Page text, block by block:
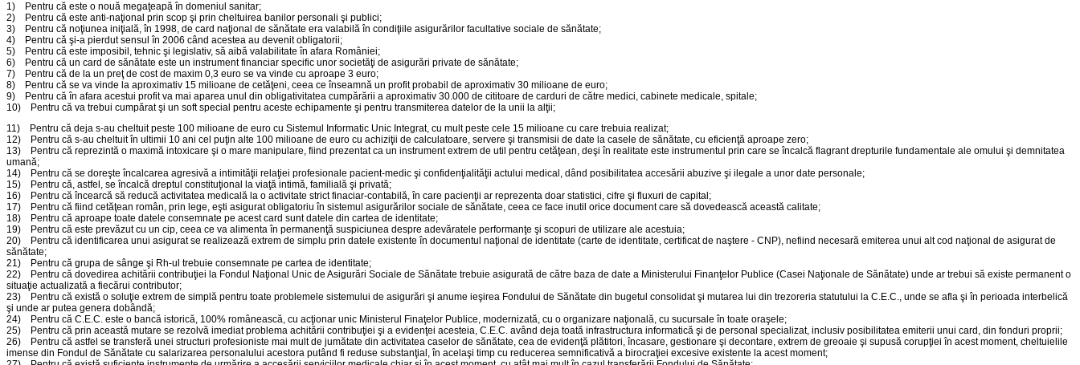
1) Pentru că este o nouă megaţeapă în domeniul sanitar;
2) Pentru că este anti-naţional prin scop şi prin cheltuirea banilor personali şi publici;
3) Pentru că noţiunea iniţială, în 1998, de card naţional de sănătate era valabilă în condiţiile asigurărilor facultative sociale de sănătate;
4) Pentru că şi-a pierdut sensul în 2006 când acestea au devenit obligatorii;
5) Pentru că este imposibil, tehnic şi legislativ, să aibă valabilitate în afara României;
6) Pentru că un card de sănătate este un instrument financiar specific unor societăţi de asigurări private de sănătate;
7) Pentru că de la un preţ de cost de maxim 0,3 euro se va vinde cu aproape 3 euro;
8) Pentru că se va vinde la aproximativ 15 milioane de cetăţeni, ceea ce înseamnă un profit probabil de aproximativ 30 milioane de euro;
9) Pentru că în afara acestui profit va mai aparea unul din obligativitatea cumpărării a aproximativ 30.000 de cititoare de carduri de către medici, cabinete medicale, spitale;
10) Pentru că va trebui cumpărat şi un soft special pentru aceste echipamente şi pentru transmiterea datelor de la unii la alţii;
11) Pentru că deja s-au cheltuit peste 100 milioane de euro cu Sistemul Informatic Unic Integrat, cu mult peste cele 15 milioane cu care trebuia realizat;
12) Pentru că s-au cheltuit în ultimii 10 ani cel puţin alte 100 milioane de euro cu achiziţii de calculatoare, servere şi transmisii de date la casele de sănătate, cu eficienţă aproape zero;
13) Pentru că reprezintă o maximă intoxicare şi o mare manipulare, fiind prezentat ca un instrument extrem de util pentru cetăţean, deşi în realitate este instrumentul prin care se încalcă flagrant drepturile fundamentale ale omului şi demnitatea
umană;
14) Pentru că se doreşte încalcarea agresivă a intimităţii relaţiei profesionale pacient-medic şi confidenţialităţii actului medical, dând posibilitatea accesării abuzive şi ilegale a unor date personale;
15) Pentru că, astfel, se încalcă dreptul constituţional la viaţă intimă, familială şi privată;
16) Pentru că încearcă să reducă activitatea medicală la o activitate strict finaciar-contabilă, în care pacienţii ar reprezenta doar statistici, cifre şi fluxuri de capital;
17) Pentru că fiind cetăţean român, prin lege, eşti asigurat obligatoriu în sistemul asigurărilor sociale de sănătate, ceea ce face inutil orice document care să dovedească această calitate;
18) Pentru că aproape toate datele consemnate pe acest card sunt datele din cartea de identitate;
19) Pentru că este prevăzut cu un cip, ceea ce va alimenta în permanenţă suspiciunea despre adevăratele performanţe şi scopuri de utilizare ale acestuia;
20) Pentru că identificarea unui asigurat se realizează extrem de simplu prin datele existente în documentul naţional de identitate (carte de identitate, certificat de naştere - CNP), nefiind necesară emiterea unui alt cod naţional de asigurat de
sănătate;
21) Pentru că grupa de sânge şi Rh-ul trebuie consemnate pe cartea de identitate;
22) Pentru că dovedirea achitării contribuţiei la Fondul Naţional Unic de Asigurări Sociale de Sănătate trebuie asigurată de către baza de date a Ministerului Finanţelor Publice (Casei Naţionale de Sănătate) unde ar trebui să existe permanent o
situaţie actualizată a fiecărui contributor;
23) Pentru că există o soluţie extrem de simplă pentru toate problemele sistemului de asigurări şi anume ieşirea Fondului de Sănătate din bugetul consolidat şi mutarea lui din trezoreria statutului la C.E.C., unde se afla şi în perioada interbelică
şi unde ar putea genera dobândă;
24) Pentru că C.E.C. este o bancă istorică, 100% românească, cu acţionar unic Ministerul Finaţelor Publice, modernizată, cu o organizare naţională, cu sucursale în toate oraşele;
25) Pentru că prin această mutare se rezolvă imediat problema achitării contribuţiei şi a evidenţei acesteia, C.E.C. având deja toată infrastructura informatică şi de personal specializat, inclusiv posibilitatea emiterii unui card, din fonduri proprii;
26) Pentru că astfel se transferă unei structuri profesioniste mai mult de jumătate din activitatea caselor de sănătate, cea de evidenţă plătitori, încasare, gestionare şi decontare, extrem de greoaie şi supusă corupţiei în acest moment, cheltuielile
imense din Fondul de Sănătate cu salarizarea personalului acestora putând fi reduse substanţial, în acelaşi timp cu reducerea semnificativă a birocraţiei excesive existente la acest moment;